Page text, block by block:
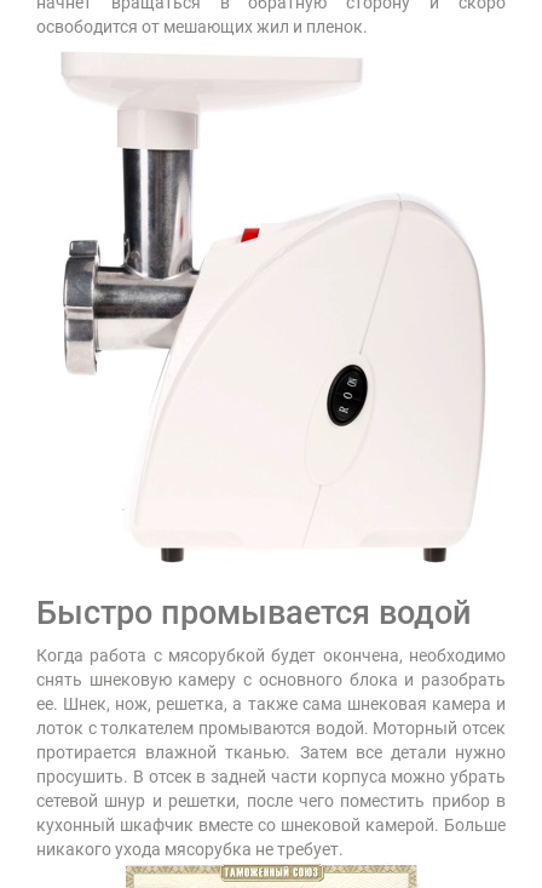
освободится от мешающих жил и пленок.
Быстро промывается водой
Когда работа с мясорубкой будет окончена, необходимо
снять шнековую камеру с основного блока и разобрать
ее. Шнек, нож, решетка, а также сама шнековая камера и
лоток с толкателем промываются водой. Моторный отсек
протирается влажной тканью. Затем все детали нужно
просушить. В отсек в задней части корпуса можно убрать
сетевой шнур и решетки, после чего поместить прибор в
кухонный шкафчик вместе со шнековой камерой. Больше
никакого ухода мясорубка не требует.